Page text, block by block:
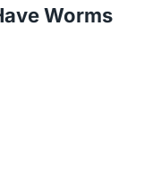
Worms